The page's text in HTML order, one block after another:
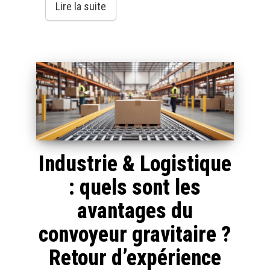
Lire la suite
Industrie & Logistique
: quels sont les
avantages du
convoyeur gravitaire ?
Retour d’expérience